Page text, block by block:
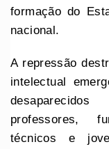
formação do
nacional.
A repressão
intelectual
professores,
técnicos e